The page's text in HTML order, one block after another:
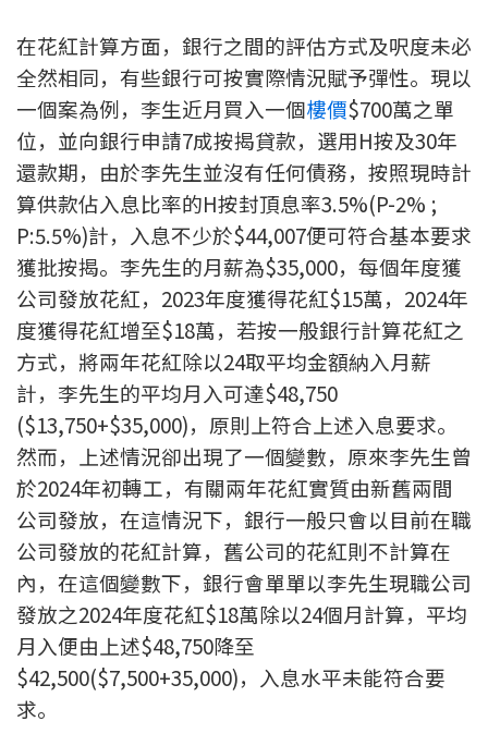
新聞/研究
公司動態
按市新聞
統計數據庫
按揭快趣智識
按揭智庫
樓按專欄
按揭百科
實時銀行資訊
裝修·保險優惠
免費裝修轉介服務
裝修設計專欄
火險、家居、寵物保險
在花紅計算方面，銀行之間的評估方式及呎度未必
全然相同，有些銀行可按實際情況賦予彈性。現以
一個案為例，李生近月買入一個樓價$700萬之單
位，並向銀行申請7成按揭貸款，選用H按及30年
還款期，由於李先生並沒有任何債務，按照現時計
算供款佔入息比率的H按封頂息率3.5%(P-2% ;
P:5.5%)計，入息不少於$44,007便可符合基本要求
獲批按揭。李先生的月薪為$35,000，每個年度獲
公司發放花紅，2023年度獲得花紅$15萬，2024年
度獲得花紅增至$18萬，若按一般銀行計算花紅之
方式，將兩年花紅除以24取平均金額納入月薪
計，李先生的平均月入可達$48,750
($13,750+$35,000)，原則上符合上述入息要求。
然而，上述情況卻出現了一個變數，原來李先生曾
於2024年初轉工，有關兩年花紅實質由新舊兩間
公司發放，在這情況下，銀行一般只會以目前在職
公司發放的花紅計算，舊公司的花紅則不計算在
內，在這個變數下，銀行會單單以李先生現職公司
發放之2024年度花紅$18萬除以24個月計算，平均
月入便由上述$48,750降至
$42,500($7,500+35,000)，入息水平未能符合要
求。